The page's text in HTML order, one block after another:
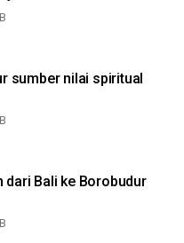
sumber nilai spiritual
dari Bali ke Borobudur